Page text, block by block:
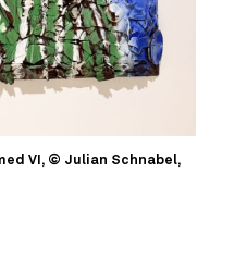
VI, © Julian Schnabel,